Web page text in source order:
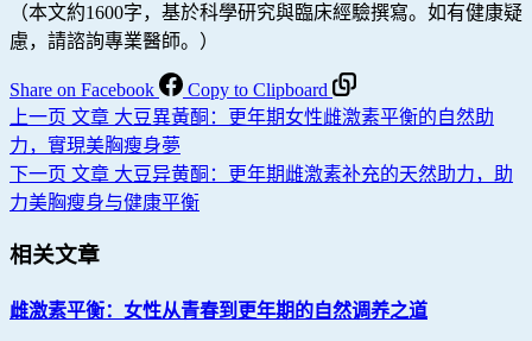
（本文約1600字，基於科學研究與臨床經驗撰寫。如有健康疑
慮，請諮詢專業醫師。）
Share on Facebook
Copy to Clipboard
上一页 文章 大豆異黃酮：更年期女性雌激素平衡的自然助
力，實現美胸瘦身夢
下一页 文章 大豆异黄酮：更年期雌激素补充的天然助力，助
力美胸瘦身与健康平衡
相关文章
雌激素平衡：女性从青春到更年期的自然调养之道